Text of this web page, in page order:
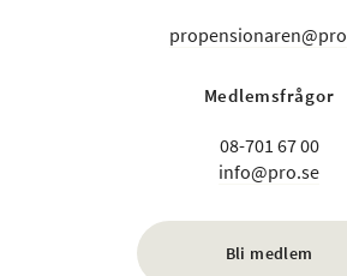
Medlemsfrågor
08-701 67 00
info@pro.se
Bli medlem